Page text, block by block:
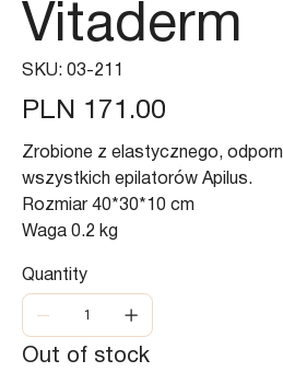
Vitaderm
SKU: SKU
03-
03-211
Price
PLN 171.00
Zrobione z elastycznego,
wszystkich epilatorów Apilus.
Rozmiar 40*30*10 cm
Waga 0.2 kg
Quantity
Out of stock